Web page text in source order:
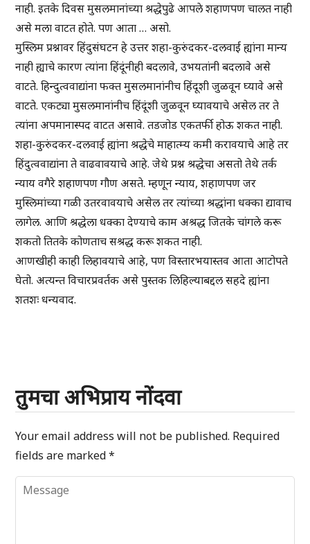
नाही. इतके दिवस मुसलमानांच्या श्रद्धेपुढे आपले शहाणपण चालत नाही
असे मला वाटत होते. पण आता … असो.
मुस्लिम प्रश्नावर हिंदुसंघटन हे उत्तर शहा-कुरुंदकर-दलवाई ह्यांना मान्य
नाही ह्याचे कारण त्यांना हिंदूंनीही बदलावे, उभयतांनी बदलावे असे
वाटते. हिन्दुत्ववाद्यांना फक्त मुसलमानांनीच हिंदूशी जुळवून घ्यावे असे
वाटते. एकट्या मुसलमानांनीच हिंदूंशी जुळवून घ्यावयाचे असेल तर ते
त्यांना अपमानास्पद वाटत असावे. तडजोड एकतर्फी होऊ शकत नाही.
शहा-कुरुंदकर-दलवाई ह्यांना श्रद्धेचे माहात्म्य कमी करावयाचे आहे तर
हिंदुत्ववाद्यांना ते वाढवावयाचे आहे. जेथे प्रश्न श्रद्धेचा असतो तेथे तर्क
न्याय वगैरे शहाणपण गौण असते. म्हणून न्याय, शहाणपण जर
मुस्लिमांच्या गळी उतरवावयाचे असेल तर त्यांच्या श्रद्धांना धक्का द्यावाच
लागेल. आणि श्रद्धेला धक्का देण्याचे काम अश्रद्ध जितके चांगले करू
शकतो तितके कोणताच सश्रद्ध करू शकत नाही.
आणखीही काही लिहावयाचे आहे, पण विस्तारभयास्तव आता आटोपते
घेतो. अत्यन्त विचारप्रवर्तक असे पुस्तक लिहिल्याबद्दल सहदे ह्यांना
शतशः धन्यवाद.
तुमचा अभिप्राय नोंदवा
Your email address will not be published. Required
fields are marked*